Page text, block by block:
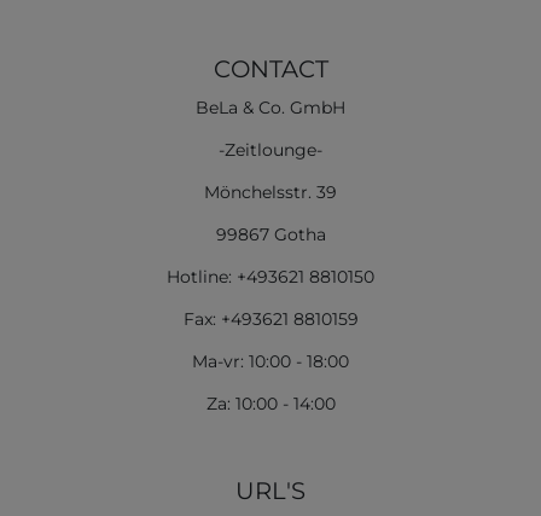
CONTACT
BeLa & Co. GmbH
-Zeitlounge-
Mönchelsstr. 39
99867 Gotha
Hotline: +493621 8810150
Fax: +493621 8810159
Ma-vr: 10:00 - 18:00
Za: 10:00 - 14:00
URL'S